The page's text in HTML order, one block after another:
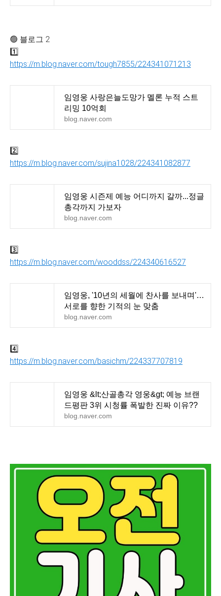
🟢 블로그 2
1️⃣
https://m.blog.naver.com/tough7855/224341071213
임영웅 사랑은늘도망가 멜론 누적 스트
리밍 10억회
blog.naver.com
2️⃣
https://m.blog.naver.com/sujina1028/224341082877
임영웅 시즌제 예능 어디까지 갈까...정글
총각까지 가보자
blog.naver.com
3️⃣
https://m.blog.naver.com/wooddss/224340616527
임영웅, '10년의 세월에 찬사를 보내며'…
서로를 향한 기적의 눈 맞춤
blog.naver.com
4️⃣
https://m.blog.naver.com/basichm/224337707819
임영웅 &lt;산골총각 영웅&gt; 예능 브랜
드평판 3위 시청률 폭발한 진짜 이유??
blog.naver.com